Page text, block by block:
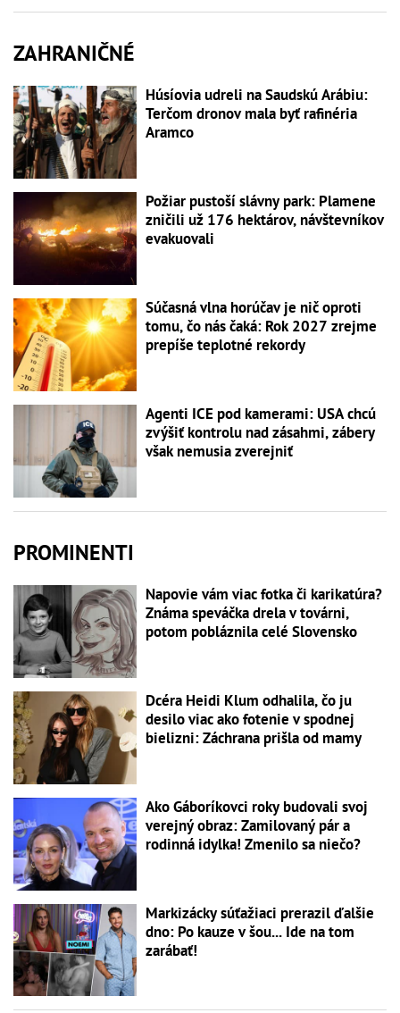
ZAHRANIČNÉ
Húsíovia udreli na Saudskú Arábiu:
Terčom dronov mala byť rafinéria
Aramco
Požiar pustoší slávny park: Plamene
zničili už 176 hektárov, návštevníkov
evakuovali
Súčasná vlna horúčav je nič oproti
tomu, čo nás čaká: Rok 2027 zrejme
prepíše teplotné rekordy
Agenti ICE pod kamerami: USA chcú
zvýšiť kontrolu nad zásahmi, zábery
však nemusia zverejniť
PROMINENTI
Napovie vám viac fotka či karikatúra?
Známa speváčka drela v továrni,
potom pobláznila celé Slovensko
Dcéra Heidi Klum odhalila, čo ju
desilo viac ako fotenie v spodnej
bielizni: Záchrana prišla od mamy
Ako Gáboríkovci roky budovali svoj
verejný obraz: Zamilovaný pár a
rodinná idylka! Zmenilo sa niečo?
Markizácky súťažiaci prerazil ďalšie
dno: Po kauze v šou... Ide na tom
zarábať!